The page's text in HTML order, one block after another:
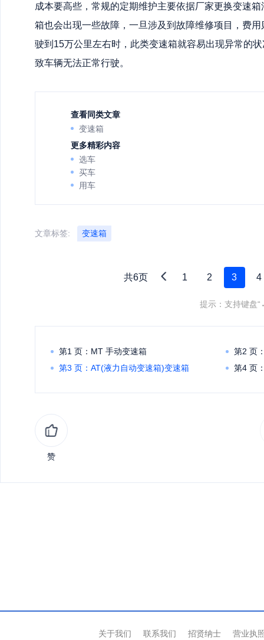
成本要高些，常规的定期维护主要依据厂家更换变速
箱也会出现一些故障，一旦涉及到故障维修项目，费
驶到15万公里左右时，此类变速箱就容易出现异常的
致车辆无法正常行驶。
查看同类文章
变速箱
更多精彩内容
选车
买车
用车
文章标签: 变速箱
共6页 1 2 3 4
提示：支持键盘
第1 页：MT 手动变速箱
第2 页
第3 页：AT(液力自动变速箱)变速箱
第4 页
赞
关于我们 联系我们 招贤纳士 营业执